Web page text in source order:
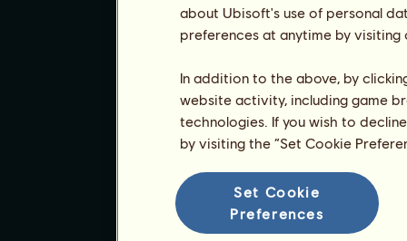
about Ubisoft's use of personal
preferences at anytime by
In addition to the above, by
website activity, including game
technologies. If you wish to
by visiting the “Set Cookie
Set Cookie
Preferences